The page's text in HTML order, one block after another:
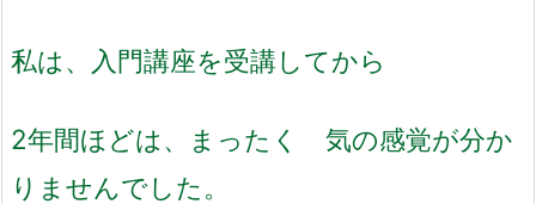
私は、入門講座を受講してから
2年間ほどは、まったく 気の感覚が分か
りませんでした。